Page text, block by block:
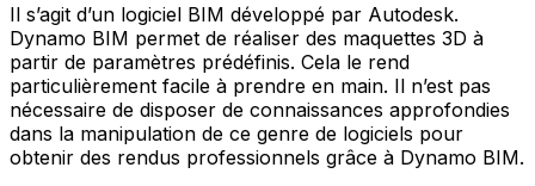
Il s’agit d’un logiciel BIM développé par Autodesk.
Dynamo BIM permet de réaliser des maquettes 3D à
partir de paramètres prédéfinis. Cela le rend
particulièrement facile à prendre en main. Il n’est pas
nécessaire de disposer de connaissances approfondies
dans la manipulation de ce genre de logiciels pour
obtenir des rendus professionnels grâce à Dynamo BIM.